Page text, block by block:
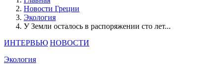
Новости Греции
Экология
У Земли осталось в распоряжении сто лет...
ИНТЕРВЬЮ НОВОСТИ
Экология